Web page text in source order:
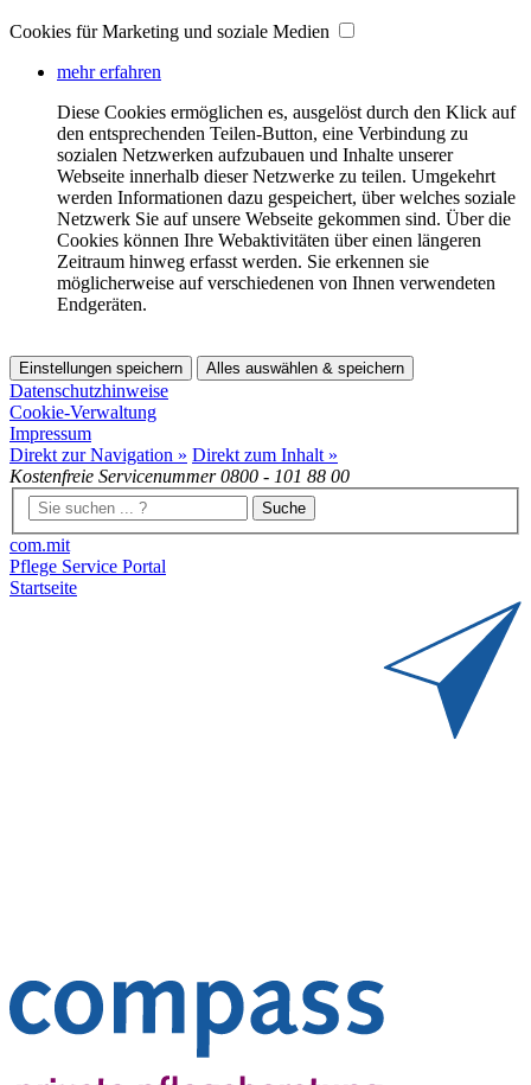
Cookies für Marketing und soziale Medien
mehr erfahren
Diese Cookies ermöglichen es, ausgelöst durch den Klick auf
den entsprechenden Teilen-Button, eine Verbindung zu
sozialen Netzwerken aufzubauen und Inhalte unserer
Webseite innerhalb dieser Netzwerke zu teilen. Umgekehrt
werden Informationen dazu gespeichert, über welches soziale
Netzwerk Sie auf unsere Webseite gekommen sind. Über die
Cookies können Ihre Webaktivitäten über einen längeren
Zeitraum hinweg erfasst werden. Sie erkennen sie
möglicherweise auf verschiedenen von Ihnen verwendeten
Endgeräten.
Einstellungen speichern Alles auswählen & speichern
Datenschutzhinweise
Cookie-Verwaltung
Impressum
Direkt zur Navigation » Direkt zum Inhalt »
Kostenfreie Servicenummer0800 - 101 88 00
Suche
com.mit
Pflege Service Portal
Startseite